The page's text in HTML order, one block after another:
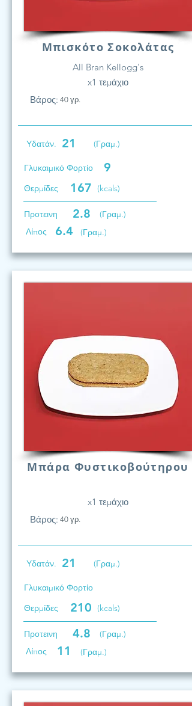
Μπισκότο Σοκολάτας
All Bran Kellogg's
x1 τεμάχιο
Βάρος: 40 γρ.
Υδατάν. 21 (Γραμ.)
Γλυκαιμικό Φορτίο 9
Θερμίδες 167 (kcals)
Προτεινη 2.8
(Γραμ.)
Λίπος
6.4 (Γραμ.)
Μπάρα Φυστικοβούτηρου
x1 τεμάχιο
Βάρος: 40 γρ.
Υδατάν. 21 (Γραμ.)
Γλυκαιμικό Φορτίο
Θερμίδες
210 (kcals)
Προτεινη 4.8
(Γραμ.)
Λίπος
11 (Γραμ.)